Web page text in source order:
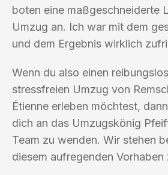
boten eine maßgeschneiderte
Umzug an. Ich war mit dem
und dem Ergebnis wirklich
Wenn du also einen
stressfreien Umzug von
Étienne erleben möchtest,
dich an das Umzugskönig
Team zu wenden. Wir stehen
diesem aufregenden Vorhaben